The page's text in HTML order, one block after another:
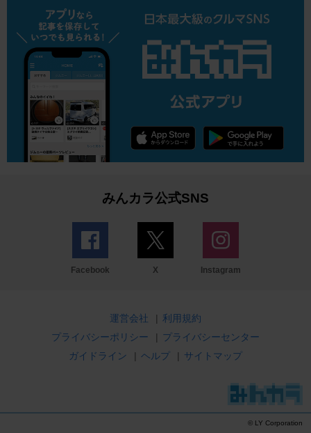
みんカラ公式SNS
Facebook X Instagram
運営会社 | 利用規約
プライバシーポリシー
| プライバシーセンター
ガイドライン
| ヘルプ | サイトマップ
© LY Corporation